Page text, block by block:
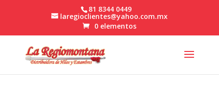
81 8344 0449
laregioclientes@yahoo.com.mx
0 elementos